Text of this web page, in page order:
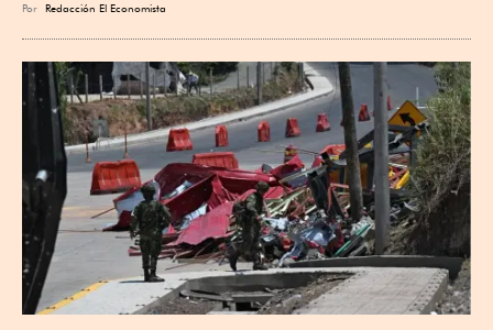
Por Redacción El Economista